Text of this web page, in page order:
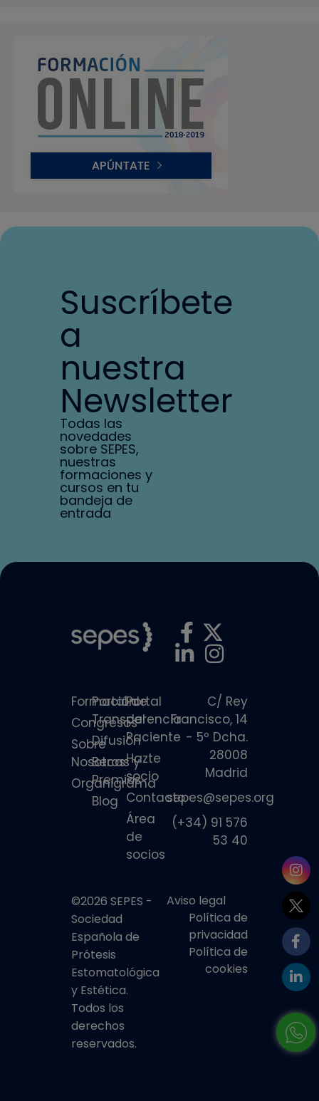
Suscríbete
a
nuestra
Newsletter
Todas las
novedades
sobre SEPES,
nuestras
formaciones y
cursos en tu
bandeja de
entrada
Formación
Congresos
Sobre
Nosotros
Organigrama
Portal de
Transparencia
Difusión
Becas y
Premios
Blog
Portal
del
Paciente
Hazte
socio
Contacto
Área
de
socios
C/ Rey
Francisco, 14
- 5º Dcha.
28008
Madrid
sepes@sepes.org
(+34) 91 576
53 40
©2026 SEPES -
Sociedad
Española de
Prótesis
Estomatológica
y Estética.
Todos los
derechos
reservados.
Aviso legal
Política de
privacidad
Política de
cookies